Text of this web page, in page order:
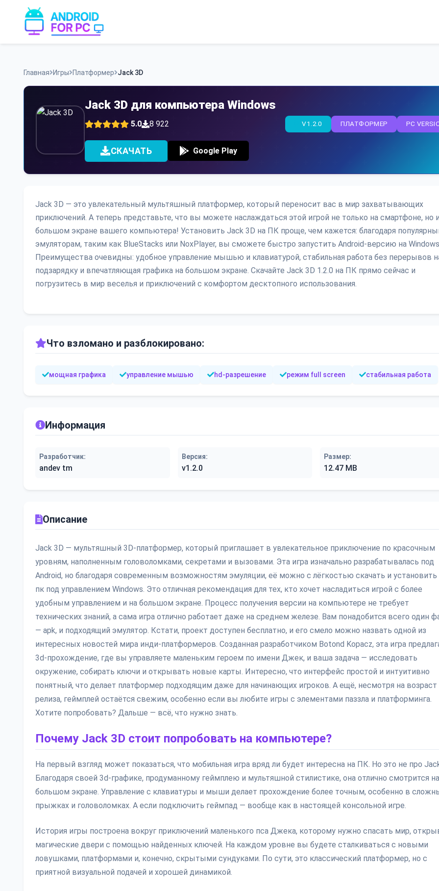
content
Главная Игры Платформер Jack 3D
Jack 3D для компьютера Windows
5.0 8 922 PC
ПЛАТФОРМЕР
V1.2.0
СКАЧАТЬ Google Play
Jack 3D — это увлекательный мультяшный платформер, который переносит вас в мир захватывающих
приключений. А теперь представьте, что вы можете наслаждаться этой игрой не только на смартфоне, но
большом экране вашего компьютера! Установить Jack 3D на ПК проще, чем кажется: благодаря
эмуляторам, таким как BlueStacks или NoxPlayer, вы сможете быстро запустить Android-версию на
Преимущества очевидны: удобное управление мышью и клавиатурой, стабильная работа без перерывов
подзарядку и впечатляющая графика на большом экране. Скачайте Jack 3D 1.2.0 на ПК прямо сейчас и
погрузитесь в мир веселья и приключений с комфортом десктопного использования.
Что взломано и разблокировано:
мощная графика управление мышью hd-разрешение режим full screen стабильная работа
Информация
Разработчик:
andev tm
Версия:
v1.2.0
Размер:
12.47 MB
Описание
Jack 3D — мультяшный 3D-платформер, который приглашает в увлекательное приключение по красочным
уровням, наполненным головоломками, секретами и вызовами. Эта игра изначально разрабатывалась под
Android, но благодаря современным возможностям эмуляции, её можно с лёгкостью скачать и установить
пк под управлением Windows. Это отличная рекомендация для тех, кто хочет насладиться игрой с более
удобным управлением и на большом экране. Процесс получения версии на компьютере не требует
технических знаний, а сама игра отлично работает даже на среднем железе. Вам понадобится всего один
— apk, и подходящий эмулятор. Кстати, проект доступен бесплатно, и его смело можно назвать одной из
интересных новостей мира инди-платформеров. Созданная разработчиком Botond Kopacz, эта игра
3d-прохождение, где вы управляете маленьким героем по имени Джек, и ваша задача — исследовать
окружение, собирать ключи и открывать новые карты. Интересно, что интерфейс простой и интуитивно
понятный, что делает платформер подходящим даже для начинающих игроков. А ещё, несмотря на возраст
релиза, геймплей остаётся свежим, особенно если вы любите игры с элементами паззла и платформинга.
Хотите попробовать? Дальше — всё, что нужно знать.
Почему Jack 3D стоит попробовать на компьютере?
На первый взгляд может показаться, что мобильная игра вряд ли будет интересна на ПК. Но это не про
Благодаря своей 3d-графике, продуманному геймплею и мультяшной стилистике, она отлично смотрится на
большом экране. Управление с клавиатуры и мыши делает прохождение более точным, особенно в
прыжках и головоломках. А если подключить геймпад — вообще как в настоящей консольной игре.
История игры построена вокруг приключений маленького пса Джека, которому нужно спасать мир,
магические двери с помощью найденных ключей. На каждом уровне вы будете сталкиваться с новыми
ловушками, платформами и, конечно, скрытыми сундуками. По сути, это классический платформер, но с
приятной визуальной подачей и хорошей динамикой.